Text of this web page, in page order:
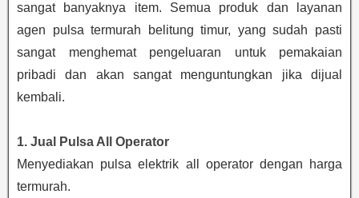
sangat banyaknya item. Semua produk dan layanan
agen pulsa termurah belitung timur, yang sudah pasti
sangat menghemat pengeluaran untuk pemakaian
pribadi dan akan sangat menguntungkan jika dijual
kembali.
1. Jual Pulsa All Operator
Menyediakan pulsa elektrik all operator dengan harga
termurah.